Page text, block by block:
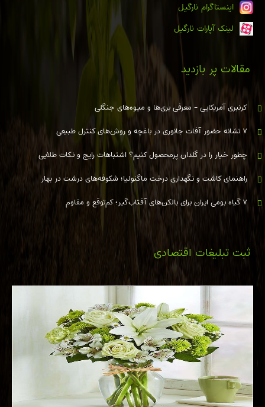
اینستاگرام نارگیل
لینک آپارات نارگیل
مقالات پر بازدید
کرنبری آمریکایی - معرفی بری‌ها و میوه‌های جنگلی
۷ نشانه حضور آفات جانوری در باغچه و روش‌های کنترل طبیعی
چطور خیار را در گلدان پرمحصول کنیم؟ اشتباهات رایج و نکات طلایی
راهنمای کاشت و نگهداری درخت ماگنولیا؛ شکوفه‌های درشت در بهار
۷ گیاه بومی ایران برای بالکن‌های آفتاب‌گیر؛ کم‌توقع و مقاوم
ثبت تبلیغات اقتصادی